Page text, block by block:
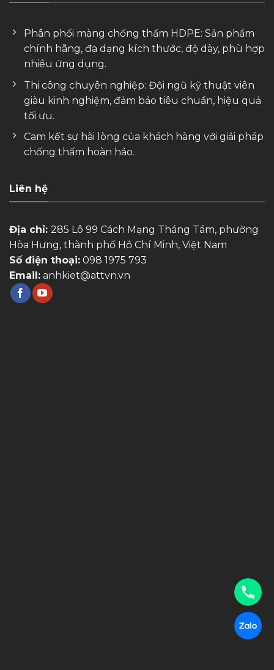
Phân phối màng chống thấm HDPE: Sản phẩm
chính hãng, đa dạng kích thước, độ dày, phù hợp
nhiều ứng dụng.
Thi công chuyên nghiệp: Đội ngũ kỹ thuật viên
giàu kinh nghiệm, đảm bảo tiêu chuẩn, hiệu quả
tối ưu.
Cam kết sự hài lòng của khách hàng với giải pháp
chống thấm hoàn hảo.
Liên hệ
Địa chỉ: 285 Lô 99 Cách Mạng Tháng Tám, phường
Hòa Hưng, thành phố Hồ Chí Minh, Việt Nam
Số điện thoại: 098 1975 793
Email: anhkiet@attvn.vn